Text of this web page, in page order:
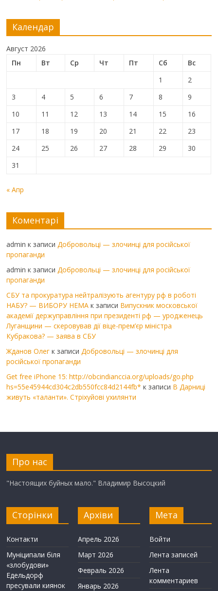
Календар
Август 2026
Пн
Вт Ср Чт Пт Сб
Вс
1
2
3
4 5 6 7 8
9
10
11 12 13 14 15
16
17
18 19 20 21 22
23
24
25 26 27 28 29
30
31
« Апр
Коментарі
admin к записиДобровольці — злочинці для російської
пропаганди
admin к записиДобровольці — злочинці для російської
пропаганди
СБУ та прокуратура нейтралізують агентуру рф в роботі
НАБУ? — ВИБОРУ НЕМА к записи Випускник московської
академії держуправління при президенті рф — уродженець
Луганщини — скеровував дії віце-прем’єр міністра
Кубракова? — заява в СБУ
Жданов Олег к записиДобровольці — злочинці для
російської пропаганди
Get free iPhone 15: http://obcindianccia.org/uploads/go.php
hs=55e45944cd304c2db550fcc84d2144fb* к записи В Дарниці
живуть «таланти». Стріхуйові ухилянти
Про нас
"Настоящих буйных мало." Владимир Высоцкий
Сторінки
Контакти
Муніципали біля
«злобудови»
Едельдорф
пресували киянок
Архіви
Апрель 2026
Март 2026
Февраль 2026
Январь 2026
Мета
Войти
Лента записей
Лента
комментариев